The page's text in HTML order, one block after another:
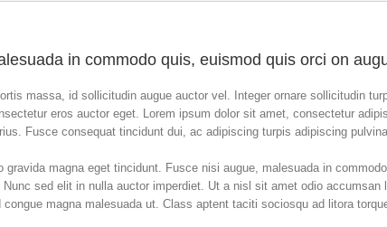
in commodo quis, euismod quis orci on
massa, id sollicitudin augue auctor vel. Integer ornare sollicitudin
eros auctor eget. Lorem ipsum dolor sit amet, consectetur
Fusce consequat tincidunt dui, ac adipiscing turpis adipiscing
gravida magna eget tincidunt. Fusce nisi augue, malesuada in
sed elit in nulla auctor imperdiet. Ut a nisl sit amet odio
magna malesuada ut. Class aptent taciti sociosqu ad litora